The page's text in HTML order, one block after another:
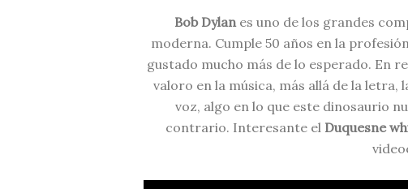
Bob Dylanes uno de los grandes
moderna. Cumple 50 años en la
gustado mucho más de lo esperado. En
valoro en la música, más allá de la letra,
voz, algo en lo que este dinosaurio
contrario. Interesante el Duquesne